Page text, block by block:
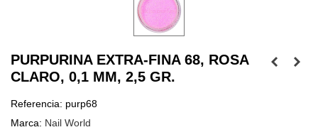
PURPURINA EXTRA-FINA 68, ROSA
CLARO, 0,1 MM, 2,5 GR.
Referencia: purp68
Marca: Nail World